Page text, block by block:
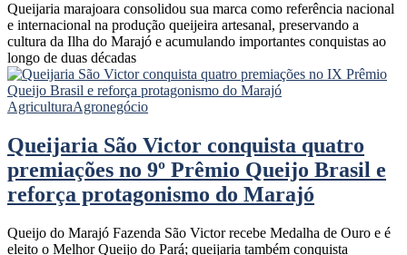
Queijaria marajoara consolidou sua marca como referência nacional
e internacional na produção queijeira artesanal, preservando a
cultura da Ilha do Marajó e acumulando importantes conquistas ao
longo de duas décadas
AgriculturaAgronegócio
Queijaria São Victor conquista quatro
premiações no 9º Prêmio Queijo Brasil e
reforça protagonismo do Marajó
Queijo do Marajó Fazenda São Victor recebe Medalha de Ouro e é
eleito o Melhor Queijo do Pará; queijaria também conquista